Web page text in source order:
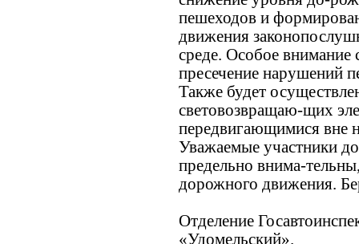
пешеходов и
движения
среде. Особое внимание
пресечение нарушений
Также будет
световозвращаю-щих
передвигающимися вне
Уважаемые участники
предельно внима-
дорожного движения.
Отделение
«Удомельский».